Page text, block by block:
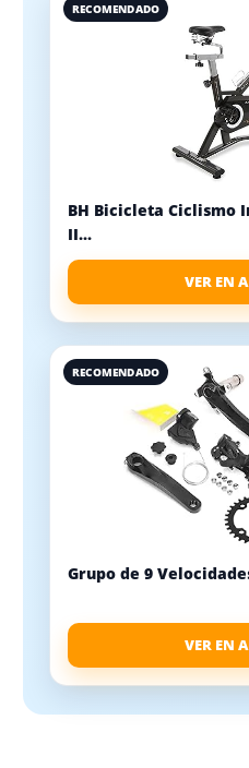
RECOMENDADO
BH Bicicleta Ciclismo
II...
VER EN
RECOMENDADO
Grupo de 9
VER EN